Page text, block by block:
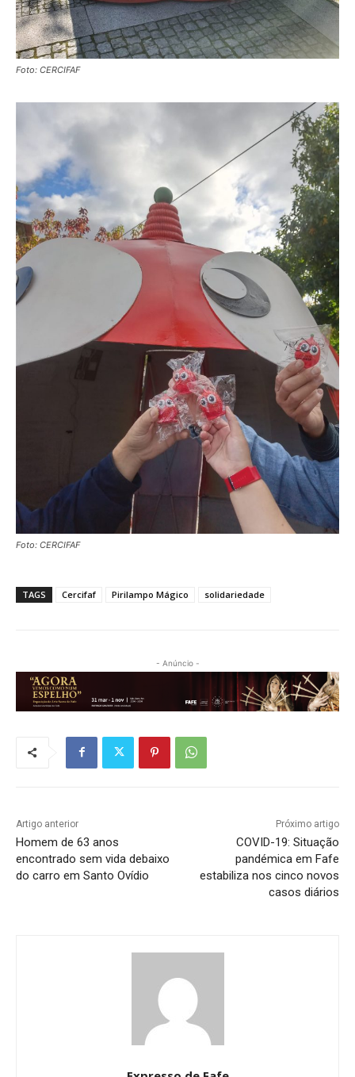
Foto: CERCIFAF
Foto: CERCIFAF
TAGS Cercifaf Pirilampo Mágico solidariedade
- Anúncio -
Artigo anterior
Homem de 63 anos
encontrado sem vida debaixo
do carro em Santo Ovídio
Próximo artigo
COVID-19: Situação
pandémica em Fafe
estabiliza nos cinco novos
casos diários